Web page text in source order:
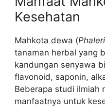
Kesehatan
Mahkota dewa (
tanaman herbal yang
kandungan senyawa
flavonoid, saponin,
Beberapa studi ilmiah
manfaatnya untuk